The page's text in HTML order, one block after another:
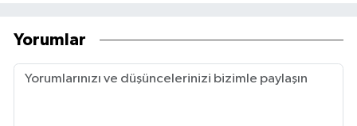
Yorumlar